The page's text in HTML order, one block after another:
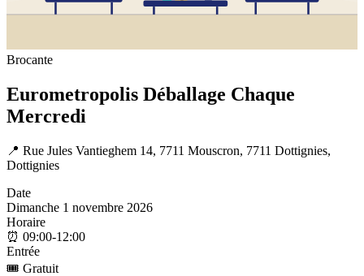
Brocante
Eurometropolis Déballage Chaque
Mercredi
📍 Rue Jules Vantieghem 14, 7711 Mouscron, 7711 Dottignies,
Dottignies
Date
Dimanche 1 novembre 2026
Horaire
⏰ 09:00-12:00
Entrée
🎟️ Gratuit